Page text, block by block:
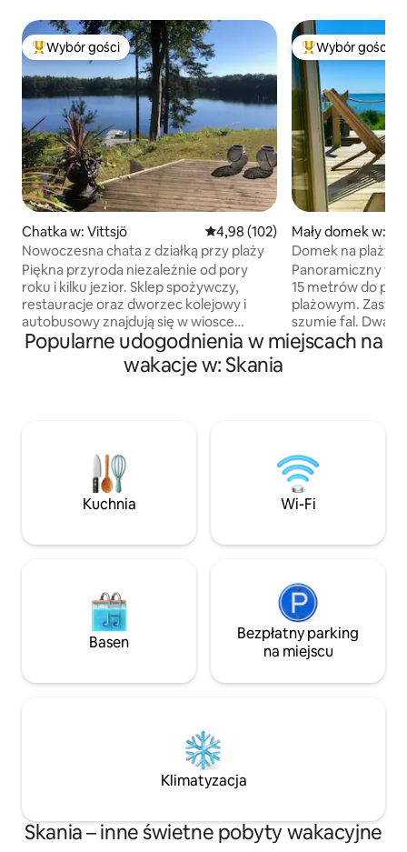
Najpopularniejsze z kategorii Wybór gości
Wybór gości
Chatka w: Vittsjö Średnia ocena: 4,98 na 5, liczba
4,98 (102)
Nowoczesna chata z działką przy plaży
Piękna przyroda niezależnie od pory
roku i kilku jezior. Sklep spożywczy,
restauracje oraz dworzec kolejowy i
autobusowy znajdują się w wiosce
Vittsjö. Goście mają dostęp do łodzi
wioślarskiej, dwóch kajaków i łowienia
niedźwiedzie, rysie i inne gatunki
zwierząt skandynawskich żyją w swoim
naturalnym środowisku. Zobacz godziny
otwarcia na odpowiedniej stronie. Skåne
dla dużych, jak i małych.
Wybór gości
Mały domek w:
Domek na plaży
morze
Panoramiczny
15 metrów do
plażowym.
szumie fal. Dwa łóżka, z których
rozciąga się
kuchenny z
w środku
około 6 km od
dojechać
wzdłuż morza.
publicznym.
Popularne udogodnienia w miejscach na
wakacje w: Skania
Kuchnia Wi-Fi
Basen
Bezpłatny parking
na miejscu
Klimatyzacja
Skania – inne świetne pobyty wakacyjne